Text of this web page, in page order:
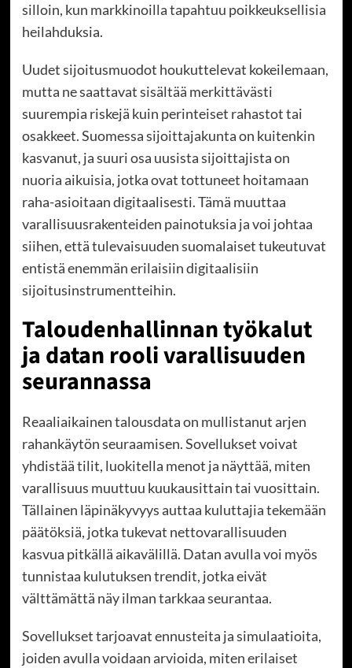
silloin, kun markkinoilla tapahtuu poikkeuksellisia
heilahduksia.
Uudet sijoitusmuodot houkuttelevat kokeilemaan,
mutta ne saattavat sisältää merkittävästi
suurempia riskejä kuin perinteiset rahastot tai
osakkeet. Suomessa sijoittajakunta on kuitenkin
kasvanut, ja suuri osa uusista sijoittajista on
nuoria aikuisia, jotka ovat tottuneet hoitamaan
raha-asioitaan digitaalisesti. Tämä muuttaa
varallisuusrakenteiden painotuksia ja voi johtaa
siihen, että tulevaisuuden suomalaiset tukeutuvat
entistä enemmän erilaisiin digitaalisiin
sijoitusinstrumentteihin.
Taloudenhallinnan työkalut
ja datan rooli varallisuuden
seurannassa
Reaaliaikainen talousdata on mullistanut arjen
rahankäytön seuraamisen. Sovellukset voivat
yhdistää tilit, luokitella menot ja näyttää, miten
varallisuus muuttuu kuukausittain tai vuosittain.
Tällainen läpinäkyvyys auttaa kuluttajia tekemään
päätöksiä, jotka tukevat nettovarallisuuden
kasvua pitkällä aikavälillä. Datan avulla voi myös
tunnistaa kulutuksen trendit, jotka eivät
välttämättä näy ilman tarkkaa seurantaa.
Sovellukset tarjoavat ennusteita ja simulaatioita,
joiden avulla voidaan arvioida, miten erilaiset